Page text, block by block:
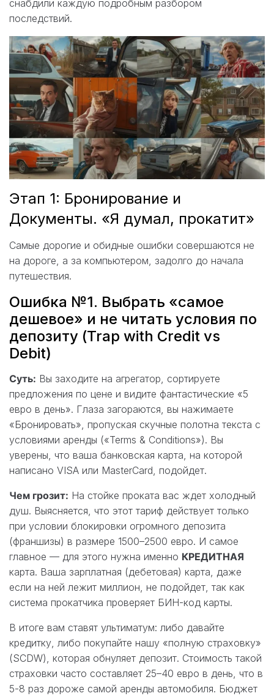
снабдили каждую подробным разбором
последствий.
Этап 1: Бронирование и
Документы. «Я думал, прокатит»
Самые дорогие и обидные ошибки совершаются не
на дороге, а за компьютером, задолго до начала
путешествия.
Ошибка №1. Выбрать «самое
дешевое» и не читать условия по
депозиту (Trap with Credit vs
Debit)
Суть: Вы заходите на агрегатор, сортируете
предложения по цене и видите фантастические «5
евро в день». Глаза загораются, вы нажимаете
«Бронировать», пропуская скучные полотна текста с
условиями аренды («Terms & Conditions»). Вы
уверены, что ваша банковская карта, на которой
написано VISA или MasterCard, подойдет.
Чем грозит: На стойке проката вас ждет холодный
душ. Выясняется, что этот тариф действует только
при условии блокировки огромного депозита
(франшизы) в размере 1500–2500 евро. И самое
главное — для этого нужна именно КРЕДИТНАЯ
карта. Ваша зарплатная (дебетовая) карта, даже
если на ней лежит миллион, не подойдет, так как
система прокатчика проверяет БИН-код карты.
В итоге вам ставят ультиматум: либо давайте
кредитку, либо покупайте нашу «полную страховку»
(SCDW), которая обнуляет депозит. Стоимость такой
страховки часто составляет 25–40 евро в день, что в
5-8 раз дороже самой аренды автомобиля. Бюджет